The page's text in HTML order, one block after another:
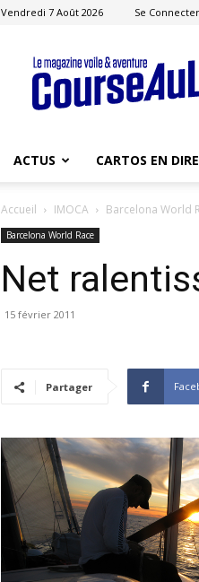
Vendredi 7 Août 2026 Se
Course
au
Large
ACTUS CARTOS EN
Accueil IMOCA Barcelona World
Barcelona World Race
Net
15 février 2011
Partager